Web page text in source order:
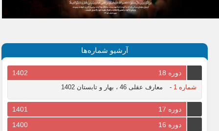
آرشیو شماره‌ها
دوره 18 1402
شماره 1 - معارف عقلی 46 ، بهار و تابستان 1402
دوره 17
1401
دوره 16
1400